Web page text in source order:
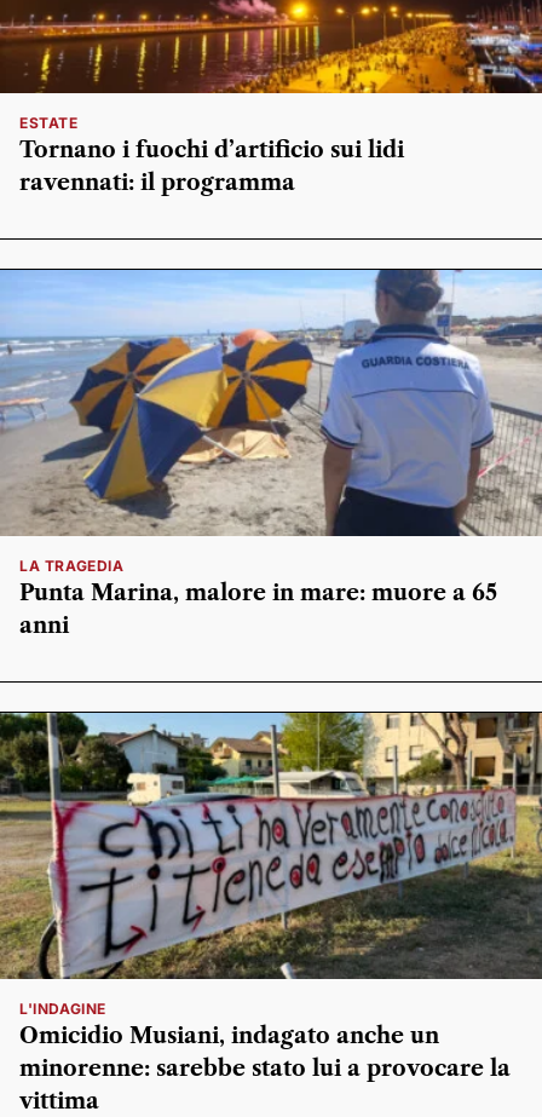
ESTATE
Tornano i fuochi d’artificio sui lidi
ravennati: il programma
LA TRAGEDIA
Punta Marina, malore in mare: muore a 65
anni
L'INDAGINE
Omicidio Musiani, indagato anche un
minorenne: sarebbe stato lui a provocare la
vittima